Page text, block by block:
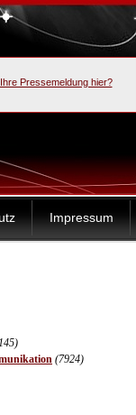
Ihre Pressemeldung hier?
Impressum
(7924)